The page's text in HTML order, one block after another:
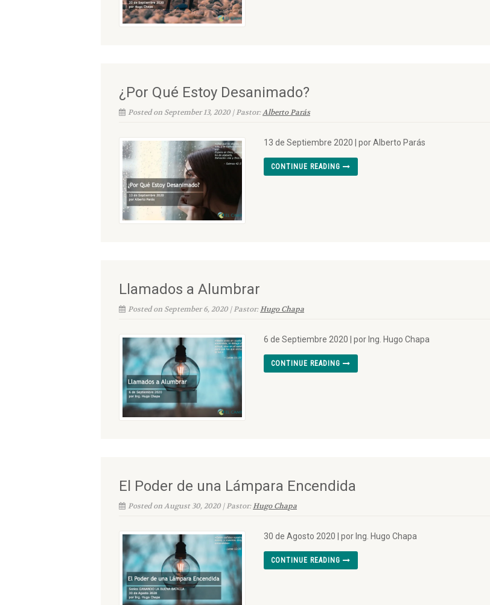
¿Por Qué Estoy Desanimado?
Posted on September 13, 2020 | Pastor:Alberto Parás
13 de Septiembre 2020 | por Alberto Parás
CONTINUE READING
Llamados a Alumbrar
Posted on September 6, 2020 | Pastor:Hugo Chapa
6 de Septiembre 2020 | por Ing. Hugo Chapa
CONTINUE READING
El Poder de una Lámpara Encendida
Posted on August 30, 2020 | Pastor:Hugo Chapa
30 de Agosto 2020 | por Ing. Hugo Chapa
CONTINUE READING